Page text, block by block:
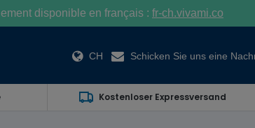
disponible en français : fr-ch.vivami.co
CH Schicken Sie uns eine
Kostenloser Expressversand